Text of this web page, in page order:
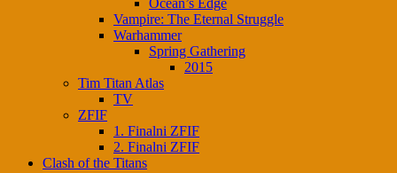
Ocean’s Edge
Vampire: The Eternal Struggle
Warhammer
Spring Gathering
2015
Tim Titan Atlas
TV
ZFIF
1. Finalni ZFIF
2. Finalni ZFIF
Clash of the Titans